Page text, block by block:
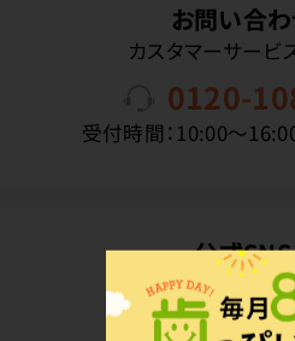
お問い合
カスタマーサービ
0120-
受付時間：10:00〜
公式SNS